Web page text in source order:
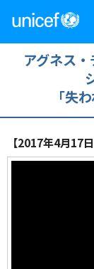
アグネス
「失
【2017年4月17